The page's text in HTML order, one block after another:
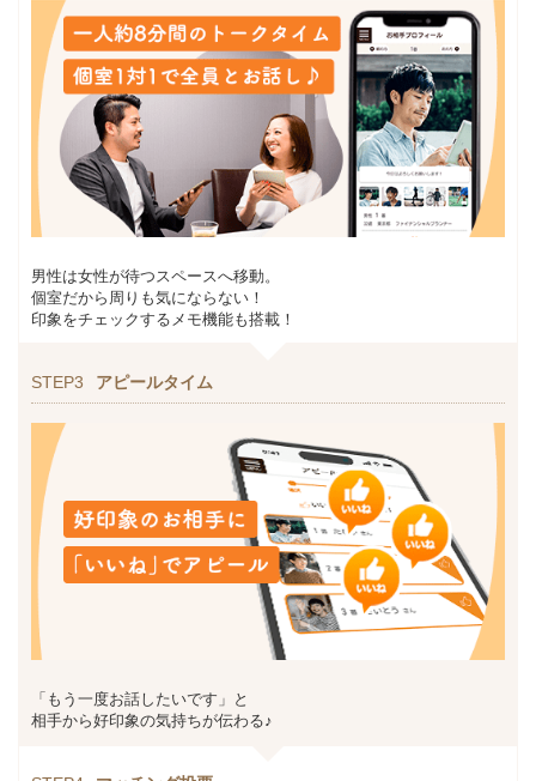
男性は女性が待つスペースへ移動。
個室だから周りも気にならない！
印象をチェックするメモ機能も搭載！
STEP3 アピールタイム
「もう一度お話したいです」と
相手から好印象の気持ちが伝わる♪